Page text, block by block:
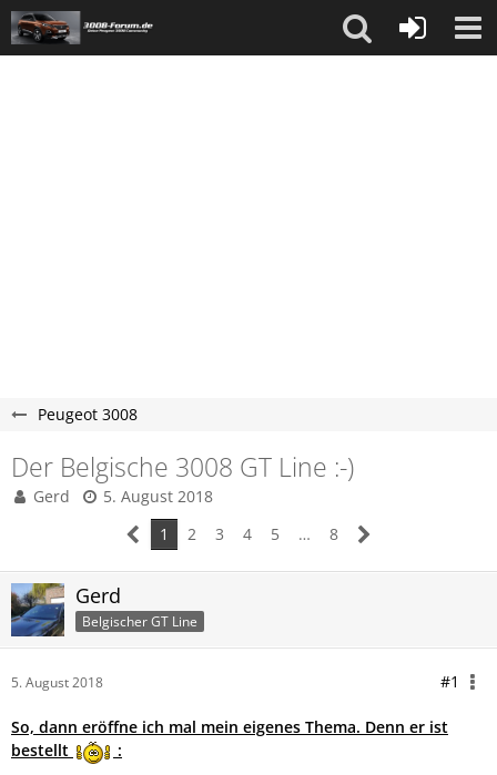
Peugeot 3008
Der Belgische 3008 GT Line :-)
Gerd
5. August 2018
1
2 3 4 5 … 8
Gerd
Belgischer GT Line
5. August 2018 #1
So, dann eröffne ich mal mein eigenes Thema. Denn er ist
bestellt
: